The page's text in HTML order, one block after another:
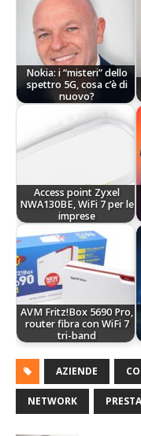
Nokia: i “misteri” dello
spettro 5G, cosa c’è di
nuovo?
Access point Zyxel
NWA130BE, WiFi 7 per le
imprese
AVM Fritz!Box 5690 Pro,
router fibra con WiFi 7
tri-band
AZIENDE
NETWORK